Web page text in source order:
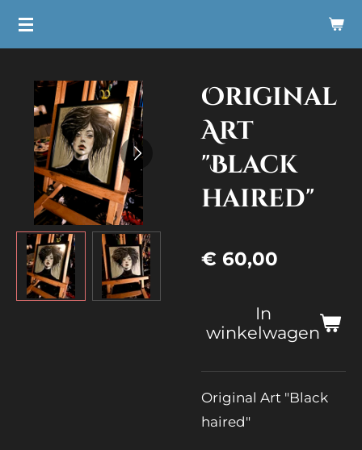
Ga
hoofdinhoud
Original
Art
"Black
haired"
€ 60,00
In
winkelwagen
Original Art "Black
haired"